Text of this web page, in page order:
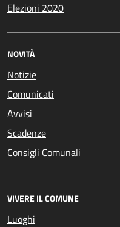
Elezioni 2020
NOVITÀ
Notizie
Comunicati
Avvisi
Scadenze
Consigli Comunali
VIVERE IL COMUNE
Luoghi